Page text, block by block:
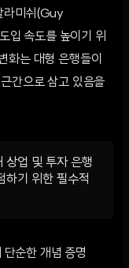
라미쉬(Guy
입 속도를 높이기 위
화는 대형 은행들이
간으로 삼고 있음을
상업 및 투자 은행
하기 위한 필수적
순한 개념 증명